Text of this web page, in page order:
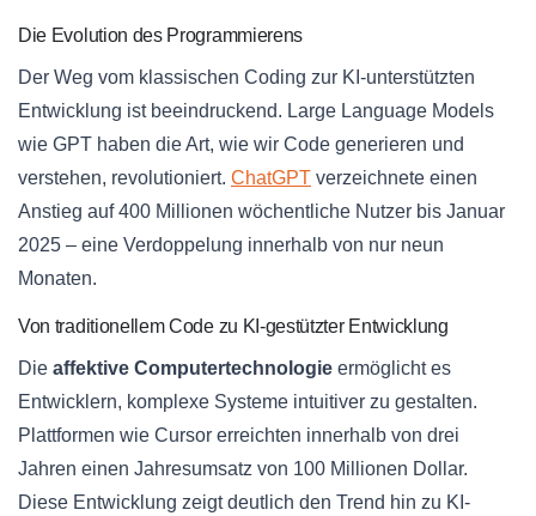
Die Evolution des Programmierens
Der Weg vom klassischen Coding zur KI-unterstützten
Entwicklung ist beeindruckend. Large Language Models
wie GPT haben die Art, wie wir Code generieren und
verstehen, revolutioniert. ChatGPT verzeichnete einen
Anstieg auf 400 Millionen wöchentliche Nutzer bis Januar
2025 – eine Verdoppelung innerhalb von nur neun
Monaten.
Von traditionellem Code zu KI-gestützter Entwicklung
Die affektive Computertechnologie ermöglicht es
Entwicklern, komplexe Systeme intuitiver zu gestalten.
Plattformen wie Cursor erreichten innerhalb von drei
Jahren einen Jahresumsatz von 100 Millionen Dollar.
Diese Entwicklung zeigt deutlich den Trend hin zu KI-